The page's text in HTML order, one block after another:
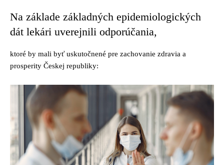
Na základe základných epidemiologických
dát lekári uverejnili odporúčania,
ktoré by mali byť uskutočnené pre zachovanie zdravia a
prosperity Českej republiky: